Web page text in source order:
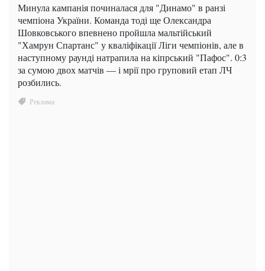
Минула кампанія починалася для "Динамо" в ранзі
чемпіона України. Команда тоді ще Олександра
Шовковського впевнено пройшла мальтійський
"Хамрун Спартанс" у кваліфікації Ліги чемпіонів, але в
наступному раунді натрапила на кіпрський "Пафос". 0:3
за сумою двох матчів — і мрії про груповий етап ЛЧ
розбились.